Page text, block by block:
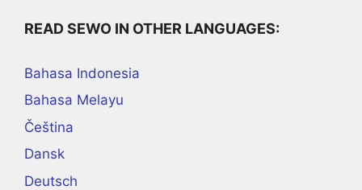
READ SEWO IN OTHER LANGUAGES:
Bahasa Indonesia
Bahasa Melayu
Čeština
Dansk
Deutsch